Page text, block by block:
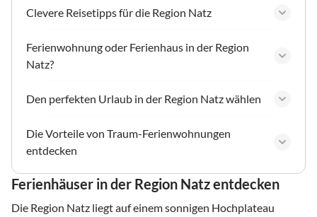
Clevere Reisetipps für die Region Natz
Ferienwohnung oder Ferienhaus in der Region
Natz?
Den perfekten Urlaub in der Region Natz wählen
Die Vorteile von Traum-Ferienwohnungen
entdecken
Ferienhäuser in der Region Natz entdecken
Die Region Natz liegt auf einem sonnigen Hochplateau